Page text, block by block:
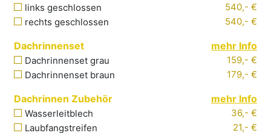
links geschlossen
540,- €
rechts geschlossen 540,- €
Dachrinnenset mehr Info
Dachrinnenset grau
159,- €
Dachrinnenset braun
179,- €
Dachrinnen Zubehör mehr Info
Wasserleitblech
36,- €
Laubfangstreifen
21,- €